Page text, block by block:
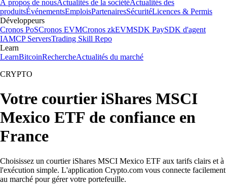
À propos de nousActualités de la sociétéActualités des
produitsÉvénementsEmploisPartenairesSécuritéLicences & Permis
Développeurs
Cronos PoSCronos EVMCronos zkEVMSDK PaySDK d'agent
IAMCP ServersTrading Skill Repo
Learn
LearnBitcoinRechercheActualités du marché
CRYPTO
Votre courtier iShares MSCI
Mexico ETF de confiance en
France
Choisissez un courtier iShares MSCI Mexico ETF aux tarifs clairs et à
l'exécution simple. L'application Crypto.com vous connecte facilement
au marché pour gérer votre portefeuille.